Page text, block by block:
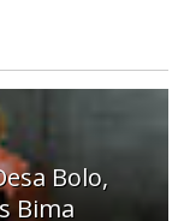
Bolo,
Bima